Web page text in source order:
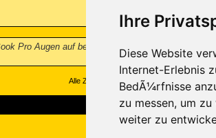
Ihre
Diese Website
Internet-Erlebnis
BedÃ¼rfnisse
zu messen, um
weiter zu
Pro Augen auf beim Firmware-Update: Forscher
Alle Zeitangaben in WEZ +1. Es ist jetzt